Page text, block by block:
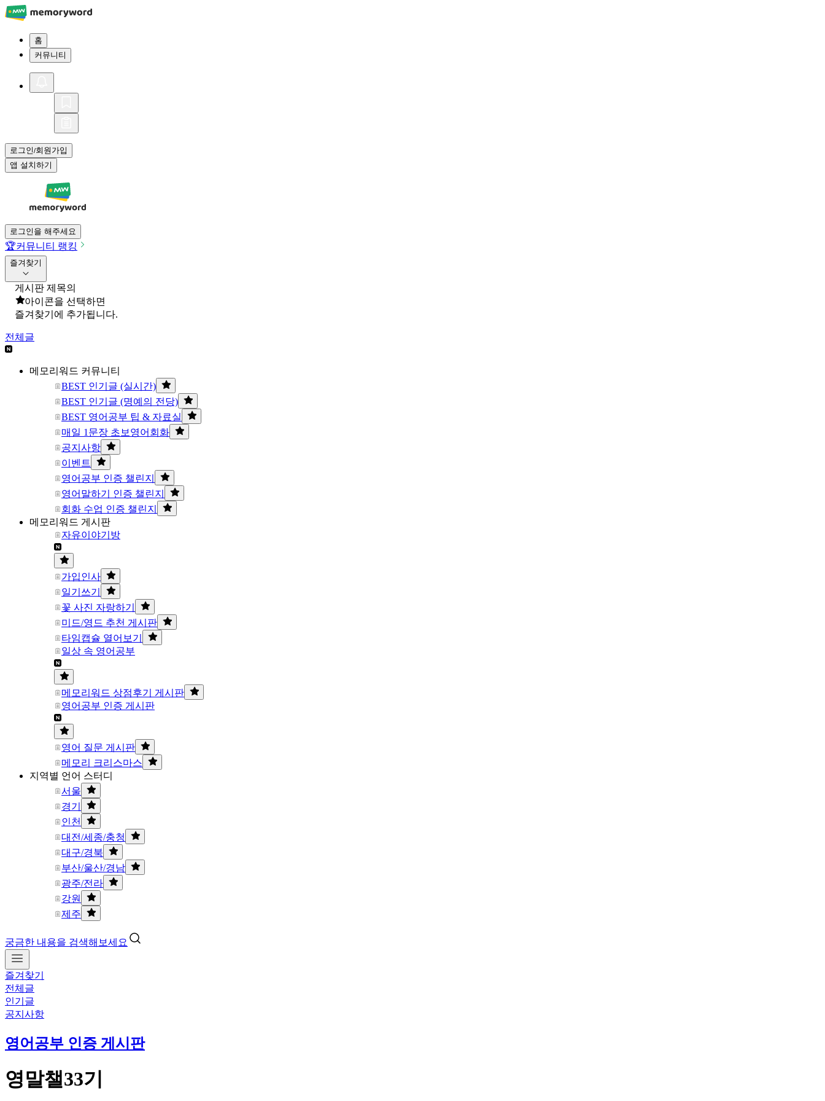
홈
커뮤니티
로그인/회원가입
앱 설치하기
로그인을 해주세요
🏆커뮤니티 랭킹
즐겨찾기
게시판 제목의
아이콘을 선택하면
즐겨찾기에 추가됩니다.
전체글
메모리워드 커뮤니티
BEST 인기글 (실시간)
BEST 인기글 (명예의 전당)
BEST 영어공부 팁 & 자료실
매일 1문장 초보영어회화
공지사항
이벤트
영어공부 인증 챌린지
영어말하기 인증 챌린지
회화 수업 인증 챌린지
메모리워드 게시판
자유이야기방
가입인사
일기쓰기
꽃 사진 자랑하기
미드/영드 추천 게시판
타임캡슐 열어보기
일상 속 영어공부
메모리워드 상점후기 게시판
영어공부 인증 게시판
영어 질문 게시판
메모리 크리스마스
지역별 언어 스터디
서울
경기
인천
대전/세종/충청
대구/경북
부산/울산/경남
광주/전라
강원
제주
궁금한 내용을 검색해보세요
즐겨찾기
전체글
인기글
공지사항
영어공부 인증 게시판
영말챌33기